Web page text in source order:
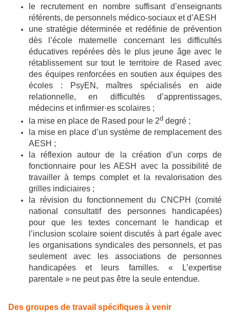
le recrutement en nombre suffisant d’enseignants
référents, de personnels médico-sociaux et d’AESH
une stratégie déterminée et redéfinie de prévention
dès l’école maternelle concernant les difficultés
éducatives repérées dès le plus jeune âge avec le
rétablissement sur tout le territoire de Rased avec
des équipes renforcées en soutien aux équipes des
écoles : PsyEN, maîtres spécialisés en aide
relationnelle, en difficultés d’apprentissages,
médecins et infirmier·es scolaires ;
la mise en place de Rased pour le 2d degré ;
la mise en place d’un système de remplacement des
AESH ;
la réflexion autour de la création d’un corps de
fonctionnaire pour les AESH avec la possibilité de
travailler à temps complet et la revalorisation des
grilles indiciaires ;
la révision du fonctionnement du CNCPH (comité
national consultatif des personnes handicapées)
pour que les textes concernant le handicap et
l’inclusion scolaire soient discutés à part égale avec
les organisations syndicales des personnels, et pas
seulement avec les associations de personnes
handicapées et leurs familles. « L’expertise
parentale » ne peut pas être la seule entendue.
Des groupes de travail spécifiques à venir